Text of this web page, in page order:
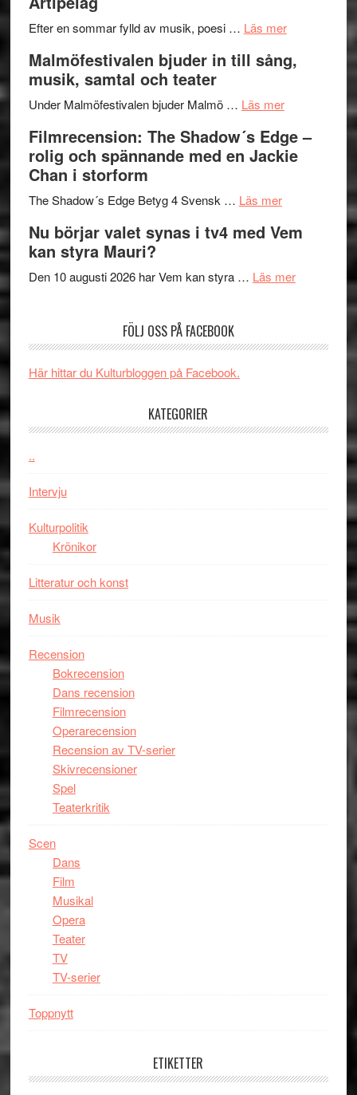
genrens
terräng
på
Efter en sommar fylld av musik, poesi … Läs merom
Endre,
Roland
Pöntinen
Artipelag
Malmöfestivalen bjuder in till sång,
musik, samtal och teater
Under Malmöfestivalen bjuder Malmö … Läs merom
bjuder
in
samtal
teater
Filmrecension: The Shadow´s Edge –
rolig och spännande med en Jackie
Chan i storform
The Shadow´s Edge Betyg 4 Svensk … Läs merom
Filmrecension:
The
´s
och
Jackie
Nu börjar valet synas i tv4 med Vem
kan styra Mauri?
Den 10 augusti 2026 har Vem kan styra … Läs merom
synas
Vem
FÖLJ OSS PÅ FACEBOOK
Här hittar du Kulturbloggen på Facebook.
KATEGORIER
..
Intervju
Kulturpolitik
Krönikor
Litteratur och konst
Musik
Recension
Bokrecension
Dans recension
Filmrecension
Operarecension
Recension av TV-serier
Skivrecensioner
Spel
Teaterkritik
Scen
Dans
Film
Musikal
Opera
Teater
TV
TV-serier
Toppnytt
ETIKETTER